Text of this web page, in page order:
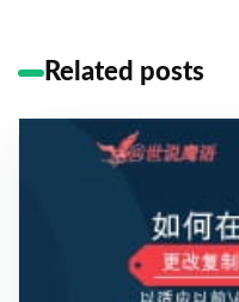
Related posts